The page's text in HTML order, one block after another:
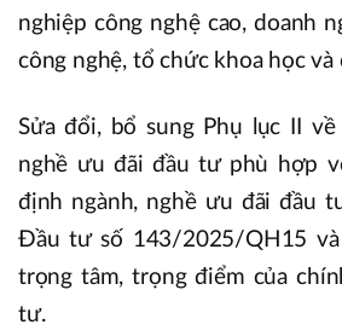
nghiệp công nghệ cao, doanh
công nghệ, tổ chức khoa học và
Sửa đổi, bổ sung Phụ lục II về
nghề ưu đãi đầu tư phù hợp
định ngành, nghề ưu đãi đầu
Đầu tư số 143/2025/QH15
trọng tâm, trọng điểm của
tư.